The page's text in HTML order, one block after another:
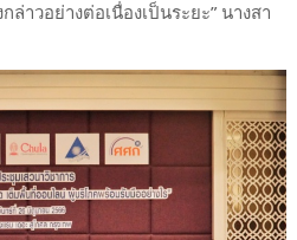
าวอย่างต่อเนื่องเป็นระยะ” นางสา